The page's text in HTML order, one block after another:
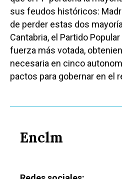
sus feudos históricos:
de perder estas dos
Cantabria, el Partido
fuerza más votada,
necesaria en cinco
pactos para gobernar en el
Enclm